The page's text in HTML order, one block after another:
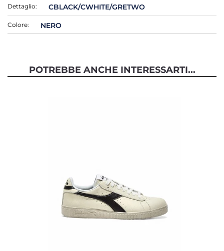
Dettaglio: CBLACK/CWHITE/GRETWO
Colore: NERO
POTREBBE ANCHE INTERESSARTI...